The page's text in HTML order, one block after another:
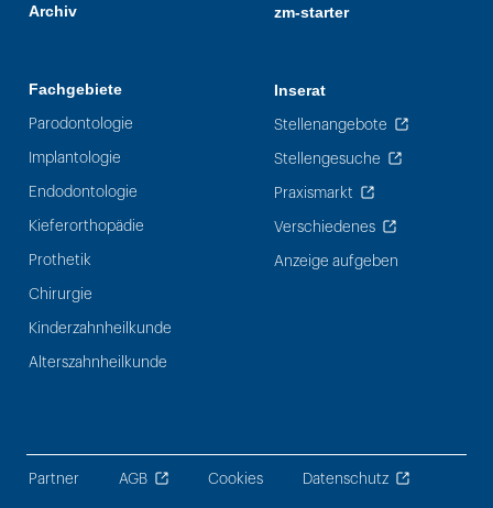
Archiv
Fachgebiete
Parodontologie
Implantologie
Endodontologie
Kieferorthopädie
Prothetik
Chirurgie
Kinderzahnheilkunde
Alterszahnheilkunde
zm-starter
Inserat
Stellenangebote
Stellengesuche
Praxismarkt
Verschiedenes
Anzeige aufgeben
Partner AGB Cookies Datenschutz